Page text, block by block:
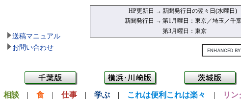
送稿マニュアル
お問い合わせ
HP更新日 → 新聞発行日の翌々日(水曜日)
新聞発行日 → 第1月曜日：東京／埼玉／千
第3月曜日：東京
相談 | 食 | 仕事 | 学ぶ | これは便利これは楽々 | リン